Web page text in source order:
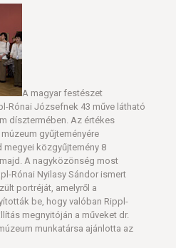
A magyar festészet
Rónai Józsefnek 43 műve látható
dísztermében. Az értékes
gyűjteményére
közgyűjtemény 8
A nagyközönség most
Rónai Nyilasy Sándor ismert
portréját, amelyről a
be, hogy valóban Rippl-
megnyitóján a műveket dr.
munkatársa ajánlotta az